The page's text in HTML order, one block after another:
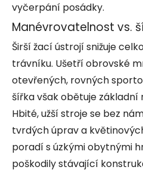
vyčerpání posádky.
Manévrovatelnost vs.
Širší žací ústrojí snižuje
trávníku. Ušetří obrovské
otevřených, rovných
šířka však obětuje
Hbité, užší stroje se bez
tvrdých úprav a
poradí s úzkými obytnými
poškodily stávající